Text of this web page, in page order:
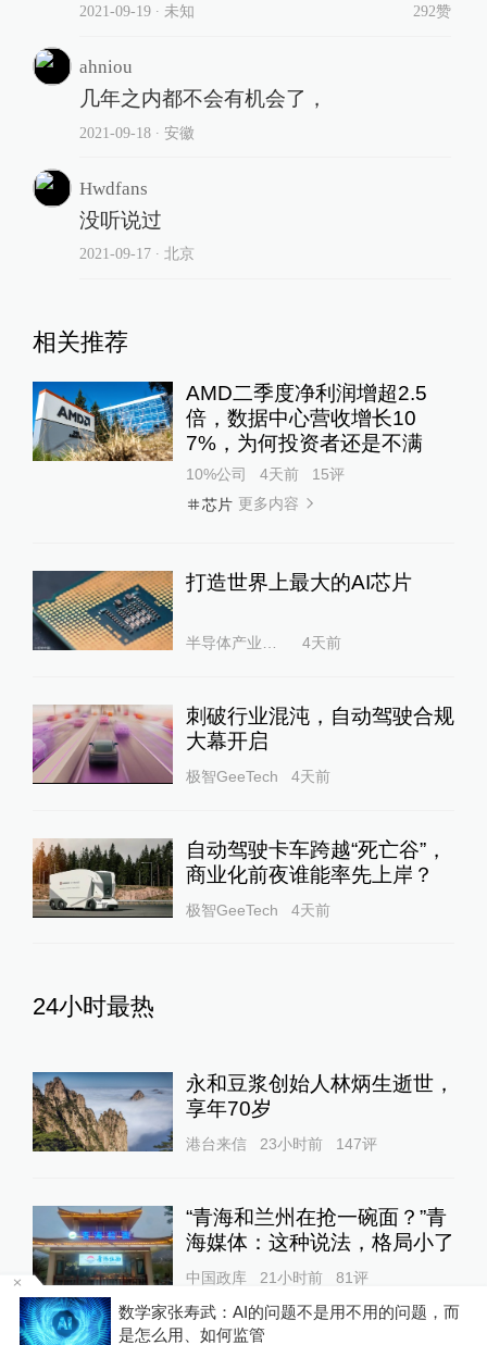
2021-09-19∙ 未知 292赞
ahniou
几年之内都不会有机会了，
2021-09-18∙ 安徽
Hwdfans
没听说过
2021-09-17∙ 北京
相关推荐
AMD二季度净利润增超2.5
倍，数据中心营收增长10
7%，为何投资者还是不满
10%公司 4天前 15评
芯片 更多内容
打造世界上最大的AI芯片
4天前
刺破行业混沌，自动驾驶合规
大幕开启
极智GeeTech 4天前
自动驾驶卡车跨越“死亡谷”，
商业化前夜谁能率先上岸？
极智GeeTech 4天前
24小时最热
永和豆浆创始人林炳生逝世，
享年70岁
港台来信 23小时前 147评
“青海和兰州在抢一碗面？”青
海媒体：这种说法，格局小了
中国政库 21小时前 81评
数学家张寿武：AI的问题不是用不用的问题，而
是怎么用、如何监管